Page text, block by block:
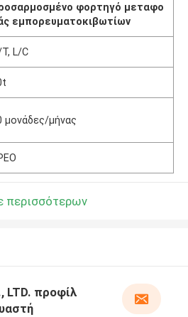
φορτηγό μεταφο
εμπορευματοκιβωτίων
L/C
μονάδες/μήνας
περισσότερων
LTD. προφίλ